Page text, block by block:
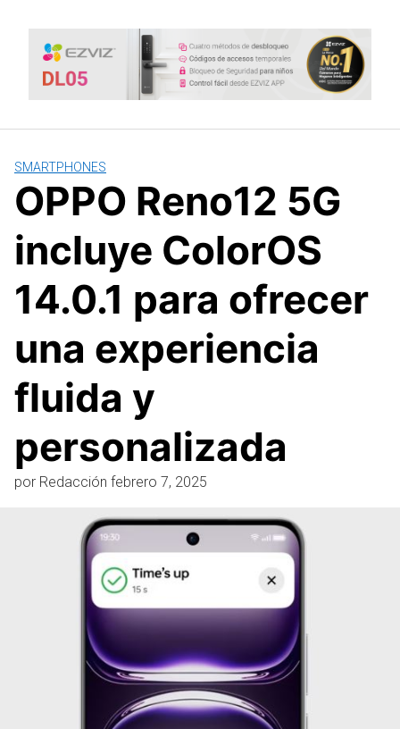
contenido
SMARTPHONES
OPPO Reno12 5G
incluye ColorOS
14.0.1 para ofrecer
una experiencia
fluida y
personalizada
por Redacción febrero 7, 2025